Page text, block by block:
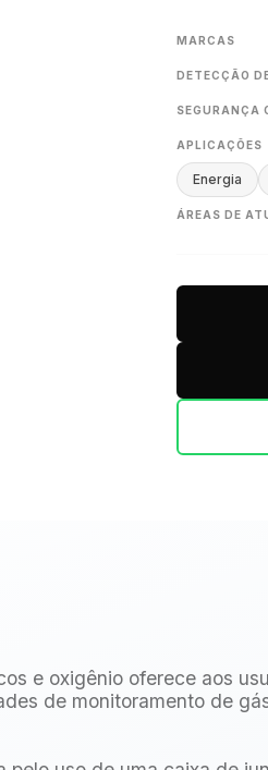
MARCAS
DETECÇÃO
SEGURANÇA
APLICAÇÕES
Energia
ÁREAS DE
e oxigênio oferece aos
de monitoramento de